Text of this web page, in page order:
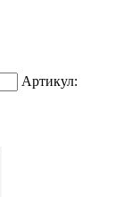
Артикул: